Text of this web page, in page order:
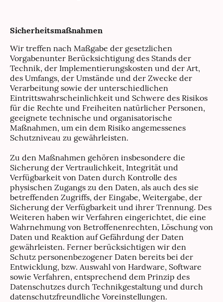
Sicherheitsmaßnahmen
Wir treffen nach Maßgabe der gesetzlichen
Vorgabenunter Berücksichtigung des Stands der
Technik, der Implementierungskosten und der Art,
des Umfangs, der Umstände und der Zwecke der
Verarbeitung sowie der unterschiedlichen
Eintrittswahrscheinlichkeit und Schwere des Risikos
für die Rechte und Freiheiten natürlicher Personen,
geeignete technische und organisatorische
Maßnahmen, um ein dem Risiko angemessenes
Schutzniveau zu gewährleisten.
Zu den Maßnahmen gehören insbesondere die
Sicherung der Vertraulichkeit, Integrität und
Verfügbarkeit von Daten durch Kontrolle des
physischen Zugangs zu den Daten, als auch des sie
betreffenden Zugriffs, der Eingabe, Weitergabe, der
Sicherung der Verfügbarkeit und ihrer Trennung. Des
Weiteren haben wir Verfahren eingerichtet, die eine
Wahrnehmung von Betroffenenrechten, Löschung von
Daten und Reaktion auf Gefährdung der Daten
gewährleisten. Ferner berücksichtigen wir den
Schutz personenbezogener Daten bereits bei der
Entwicklung, bzw. Auswahl von Hardware, Software
sowie Verfahren, entsprechend dem Prinzip des
Datenschutzes durch Technikgestaltung und durch
datenschutzfreundliche Voreinstellungen.